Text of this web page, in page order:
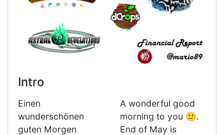
Intro
Einen
wunderschönen
guten Morgen
A wonderful good
morning to you 🙂.
End of May is